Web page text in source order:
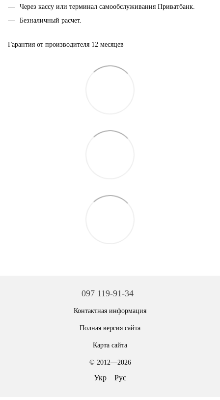
Через кассу или терминал самообслуживания Приватбанк.
Безналичный расчет.
Гарантия от производителя 12 месяцев
097 119-91-34
Контактная информация
Полная версия сайта
Карта сайта
© 2012—2026
Укр Рус